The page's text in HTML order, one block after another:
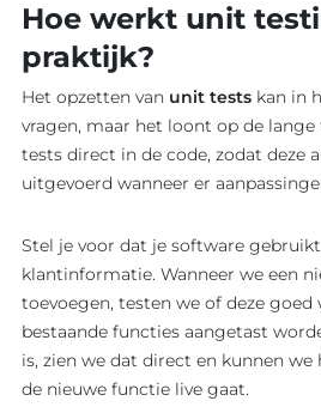
Hoe werkt unit
praktijk?
Het opzetten van unit tests kan in
vragen, maar het loont op de
tests direct in de code, zodat deze
uitgevoerd wanneer er
Stel je voor dat je software
klantinformatie. Wanneer we een
toevoegen, testen we of deze
bestaande functies aangetast
is, zien we dat direct en kunnen
de nieuwe functie live gaat.